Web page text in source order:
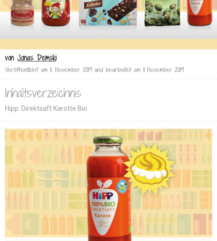
von Jonas Demski
Veröffentlicht am 11. November 2019und bearbeitet am 11 November 2019
Inhaltsverzeichnis
Hipp: Direktsaft Karotte Bio